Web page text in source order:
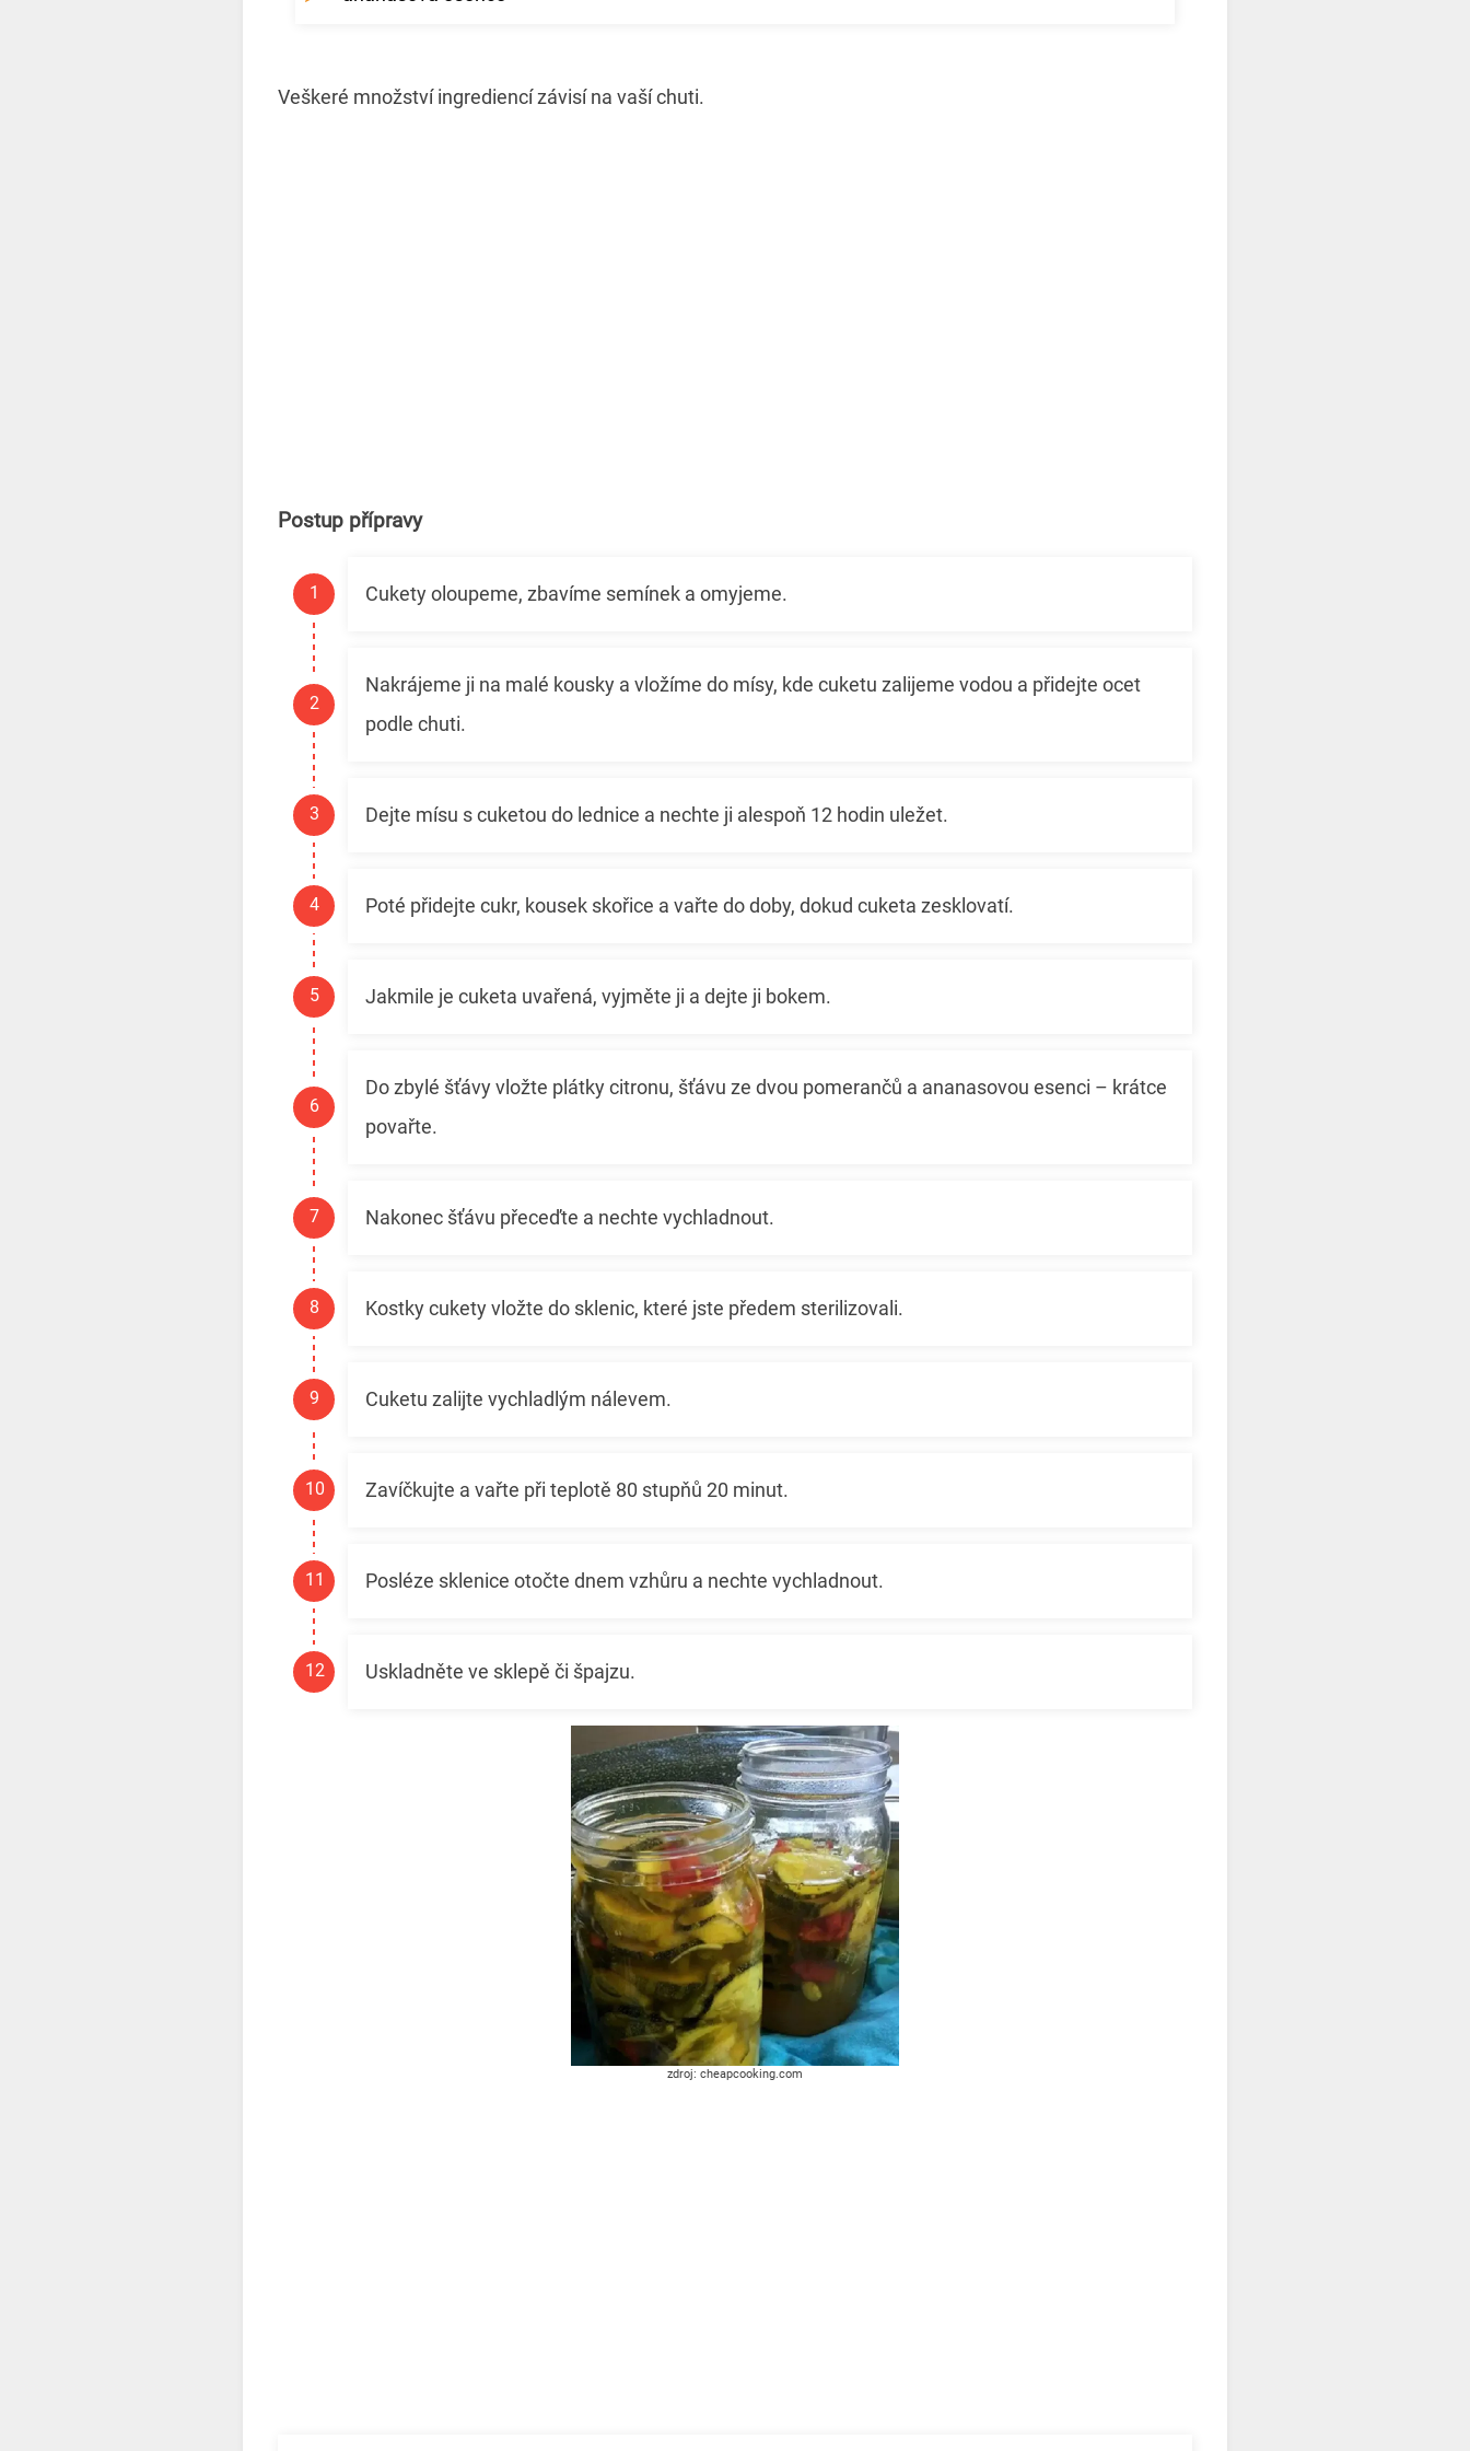
Veškeré množství ingrediencí závisí na vaší chuti.
Postup přípravy
Cukety oloupeme, zbavíme semínek a omyjeme.
Nakrájeme ji na malé kousky a vložíme do mísy, kde cuketu zalijeme vodou a přidejte ocet
podle chuti.
Dejte mísu s cuketou do lednice a nechte ji alespoň 12 hodin uležet.
Poté přidejte cukr, kousek skořice a vařte do doby, dokud cuketa zesklovatí.
Jakmile je cuketa uvařená, vyjměte ji a dejte ji bokem.
Do zbylé šťávy vložte plátky citronu, šťávu ze dvou pomerančů a ananasovou esenci – krátce
povařte.
Nakonec šťávu přeceďte a nechte vychladnout.
Kostky cukety vložte do sklenic, které jste předem sterilizovali.
Cuketu zalijte vychladlým nálevem.
Zavíčkujte a vařte při teplotě 80 stupňů 20 minut.
Posléze sklenice otočte dnem vzhůru a nechte vychladnout.
Uskladněte ve sklepě či špajzu.
zdroj: cheapcooking.com